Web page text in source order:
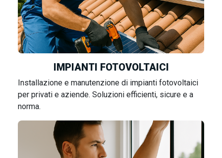
IMPIANTI FOTOVOLTAICI
Installazione e manutenzione di impianti fotovoltaici
per privati e aziende. Soluzioni efficienti, sicure e a
norma.